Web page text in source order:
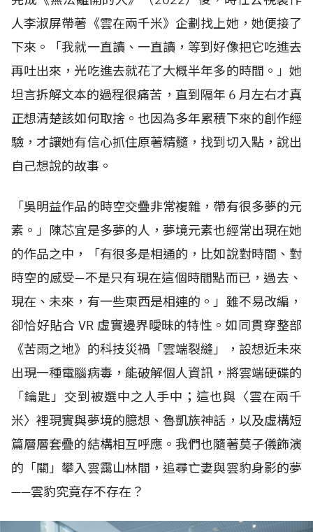
人李淑屏帶著《雲在兩千米》企劃找上她，她便接了
下來。「我就一直讀、一直讀，等到好像把它吃進去
再吐出來，光吃進去就花了大概半年多的時間。」她
坦言拆解文本的過程很痛苦，直到隔年 6 月左右才真
正想清楚該如何取捨。也因為多年累積下來的創作經
驗，才讓她有信心抓住原著精髓，找到切入點，說出
自己想說的故事。
「吳明益作品的時空交疊非常複雜，帶有很多夢的元
素。」陳芯宜是多夢的人，夢境元素也經常出現在她
的作品之中，「有很多是相通的，比如說對時間、對
時空的感受—不是只有現在這個時間點而已，過去、
現在、未來，有一些東西是相連的。」雖不易改編，
卻恰好貼合 VR 虛實邊界曖昧的特性。如同貫穿整部
《苦雨之地》的科技災禍「雲端裂縫」，設想近未來
出現一種電腦病毒，能破解個人資訊，將雲端硬碟的
「鑰匙」交到被選中之人手中；這也與〈雲在兩千
米〉裡現實與夢境的臆想、魯凱族神話，以及虛構短
篇層層套疊的結構相互呼應。我們也隨著莫子儀飾演
的「關」攀入雲靄山林間，追尋亡妻與雲豹身影的夢
——雲豹究竟存不存在？